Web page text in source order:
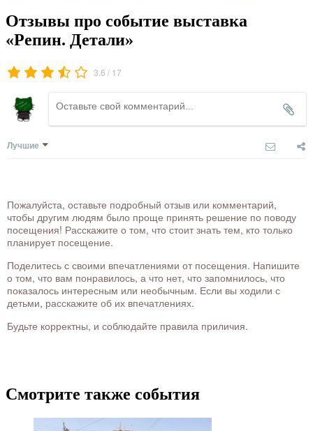
Отзывы про событие выставка
«Репин. Детали»
3.6 / 17
Лучшие
Пожалуйста, оставьте подробный отзыв или комментарий,
чтобы другим людям было проще принять решение по поводу
посещения! Расскажите о том, что стоит знать тем, кто только
планирует посещение.
Поделитесь с своими впечатлениями от посещения. Напишите
о том, что вам понравилось, а что нет, что запомнилось, что
показалось интересным или необычным. Если вы ходили с
детьми, расскажите об их впечатлениях.
Будьте корректны, и соблюдайте правила приличия.
Смотрите также события